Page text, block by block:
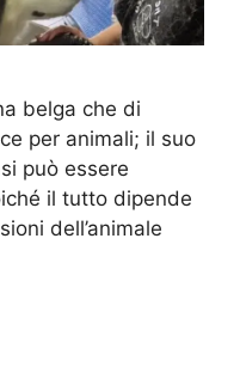
belga che di
per animali; il suo
può essere
il tutto dipende
dell’animale